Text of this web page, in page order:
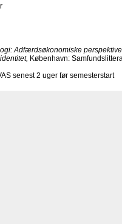
Adfærdsøkonomiske
København:
senest 2 uger før semesterstart